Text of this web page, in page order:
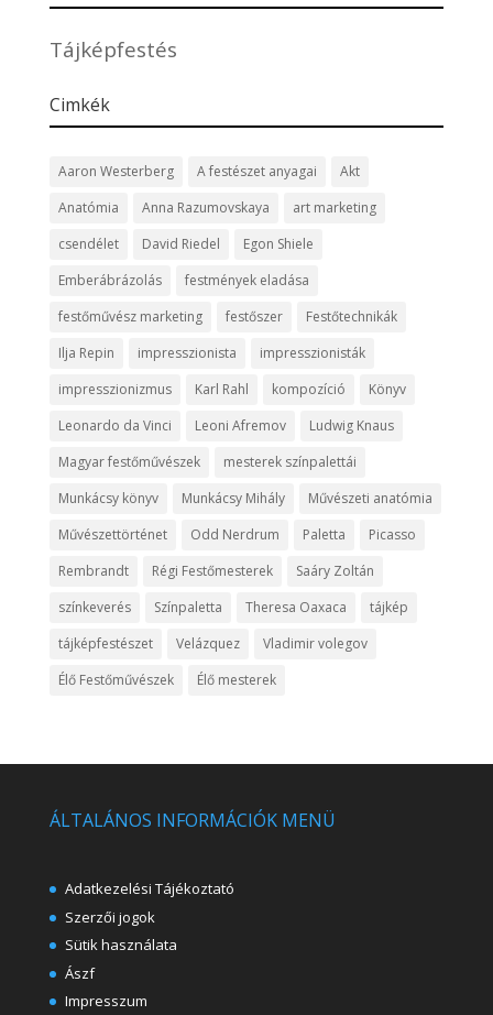
Tájképfestés
Cimkék
Aaron Westerberg A festészet anyagai
Akt
Anatómia
Anna Razumovskaya
art marketing
csendélet
David Riedel
Egon Shiele
Emberábrázolás
festmények eladása
festőművész marketing
festőszer
Festőtechnikák
Ilja Repin
impresszionista
impresszionisták
impresszionizmus
Karl Rahl kompozíció
Könyv
Leonardo da Vinci
Leoni Afremov
Ludwig Knaus
Magyar festőművészek
mesterek színpalettái
Munkácsy könyv
Munkácsy Mihály
Művészeti anatómia
Művészettörténet
Odd Nerdrum Paletta
Picasso
Rembrandt
Régi Festőmesterek
Saáry Zoltán
színkeverés
Színpaletta Theresa Oaxaca
tájkép
tájképfestészet
Velázquez
Vladimir volegov
Élő Festőművészek
Élő mesterek
ÁLTALÁNOS INFORMÁCIÓK MENÜ
Adatkezelési Tájékoztató
Szerzői jogok
Sütik használata
Ászf
Impresszum